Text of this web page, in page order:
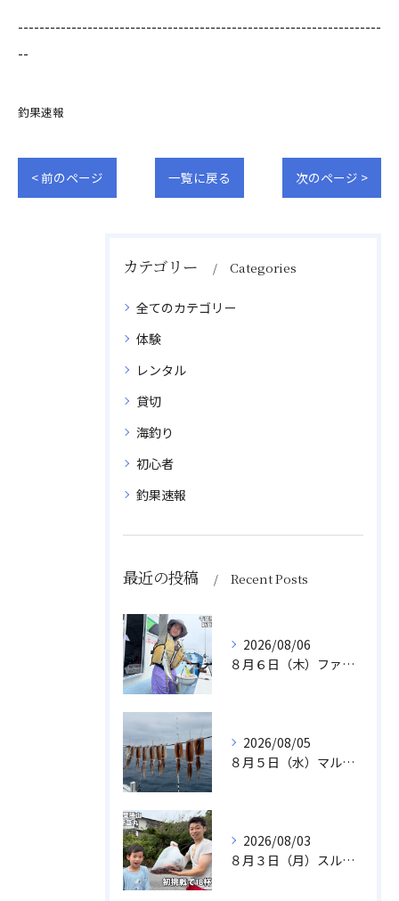
--------------------------------------------------------------------
--
釣果速報
< 前のページ 一覧に戻る 次のページ >
カテゴリー Categories
全てのカテゴリー
体験
レンタル
貸切
海釣り
初心者
釣果速報
最近の投稿 Recent Posts
2026/08/06
８月６日（木）ファミリフィッシング
2026/08/05
８月５日（水）マルイカ
2026/08/03
８月３日（月）スルメイカ